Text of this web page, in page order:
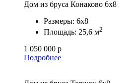
Дом из бруса Конаково 6х8
Размеры: 6х8
Площадь: 25,6 м2
1 050 000 р
Подробнее